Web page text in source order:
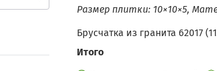
Размер плитки: 10×10×5,
Брусчатка из гранита 62017
Итого